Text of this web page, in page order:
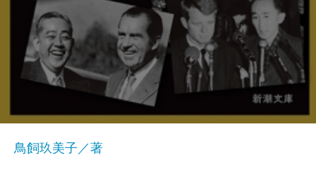
鳥飼玖美子／著